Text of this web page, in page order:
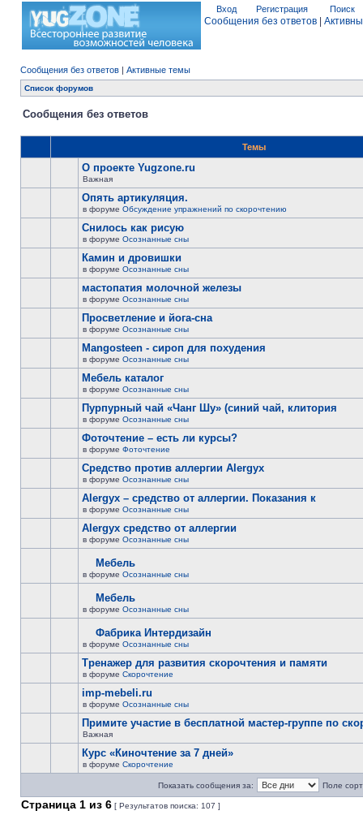
Вход Регистрация Поиск
Сообщения без ответов
Сообщения без ответов | Активные темы
Список форумов
Сообщения без ответов
Темы
О проекте Yugzone.ru
Важная
Опять артикуляция.
в форуме Обсуждение упражнений по скорочтению
Снилось как рисую
в форуме Осознанные сны
Камин и дровишки
в форуме Осознанные сны
мастопатия молочной железы
в форуме Осознанные сны
Просветление и йога-сна
в форуме Осознанные сны
Mangosteen - сироп для похудения
в форуме Осознанные сны
Мебель каталог
в форуме Осознанные сны
Пурпурный чай «Чанг Шу» (синий чай, клитория
в форуме Осознанные сны
Фоточтение – есть ли курсы?
в форуме Фоточтение
Cредство против аллергии Alergyx
в форуме Осознанные сны
Alergyx – средство от аллергии. Показания к
в форуме Осознанные сны
Alergyx средство от аллергии
в форуме Осознанные сны
Мебель
в форуме Осознанные сны
Мебель
в форуме Осознанные сны
Фабрика Интердизайн
в форуме Осознанные сны
Тренажер для развития скорочтения и памяти
в форуме Скорочтение
imp-mebeli.ru
в форуме Осознанные сны
Примите участие в бесплатной мастер-группе по
Важная
Курс «Киночтение за 7 дней»
в форуме Скорочтение
Показать сообщения за: Поле
Страница 1 из 6 [ Результатов поиска: 107 ]